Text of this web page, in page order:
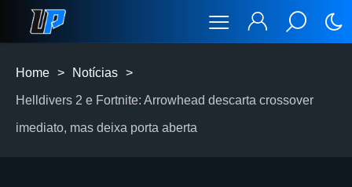
Home > Notícias >
Helldivers 2 e Fortnite: Arrowhead descarta crossover
imediato, mas deixa porta aberta